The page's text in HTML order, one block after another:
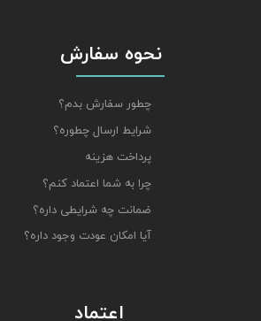
نحوه سفارش
چطور سفارش بدم؟
شرایط ارسال چطوره؟
پرداخت هزینه
چرا به شما اعتماد کنم؟
ضمانت چه شرایطی داره؟
آیا امکان عودت وجود داره؟
اعتماد